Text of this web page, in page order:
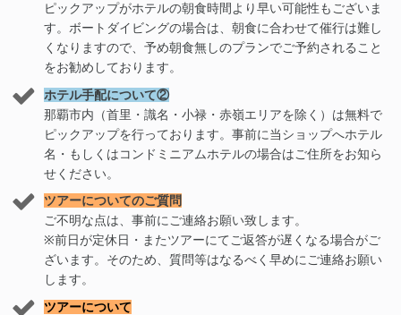
ピックアップがホテルの朝食時間より早い可能性もございま
す。ボートダイビングの場合は、朝食に合わせて催行は難し
くなりますので、予め朝食無しのプランでご予約されること
をお勧めしております。
ホテル手配について②
那覇市内（首里・識名・小禄・赤嶺エリアを除く）は無料で
ピックアップを行っております。事前に当ショップへホテル
名・もしくはコンドミニアムホテルの場合はご住所をお知ら
せください。
ツアーについてのご質問
ご不明な点は、事前にご連絡お願い致します。
※前日が定休日・またツアーにてご返答が遅くなる場合がご
ざいます。そのため、質問等はなるべく早めにご連絡お願い
します。
ツアーについて